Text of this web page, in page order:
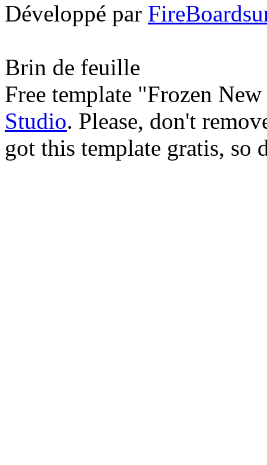
Développé par FireBoard
Brin de feuille
Free template "Frozen
Studio. Please, don't
got this template gratis, so